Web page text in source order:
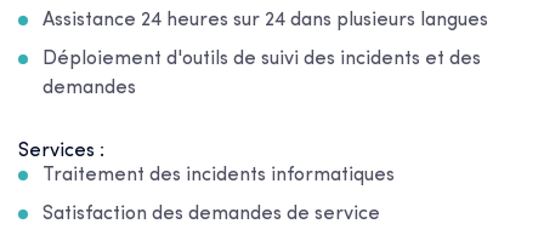
Assistance 24 heures sur 24 dans plusieurs langues
Déploiement d'outils de suivi des incidents et des
demandes
Services :
Traitement des incidents informatiques
Satisfaction des demandes de service